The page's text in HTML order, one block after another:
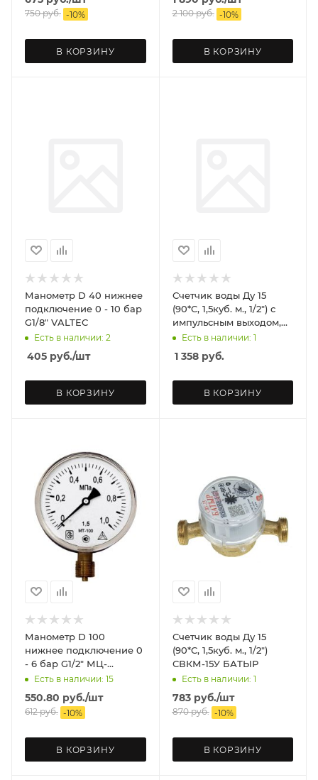
750руб. -10%
В КОРЗИНУ
2 100руб. -10%
В КОРЗИНУ
Манометр D 40 нижнее
подключение 0 - 10 бар
G1/8" VALTEC
Есть в наличии: 2
405 руб./шт
В КОРЗИНУ
Счетчик воды Ду 15
(90*C, 1,5куб. м., 1/2") с
импульсным выходом,
без сгонов VALTEC
Есть в наличии: 1
1 358руб.
В КОРЗИНУ
Манометр D 100
нижнее подключение 0
- 6 бар G1/2" МЦ-
БАГОРИЯ
Есть в наличии: 15
550.80 руб./шт
612руб. -10%
В КОРЗИНУ
Счетчик воды Ду 15
(90*C, 1,5куб. м., 1/2")
СВКМ-15У БАТЫР
Есть в наличии: 1
783руб./шт
870руб. -10%
В КОРЗИНУ